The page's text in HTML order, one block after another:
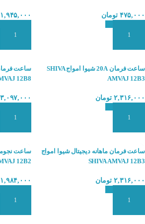
۴۷۵,۰۰۰ تومان ۱,۹۴۵,۰۰۰
ساعت فرمان 20A شیوا امواج SHIVA
AMVAJ 12B3
۲,۳۱۶,۰۰۰ تومان
ساعت
12B8
۳,۰۹۷,۰۰۰
ساعت فرمان ماهانه دیجیتال شیوا امواج
SHIVA AMVAJ 12B3
۲,۳۱۶,۰۰۰ تومان
12B2
۱,۹۸۴,۰۰۰